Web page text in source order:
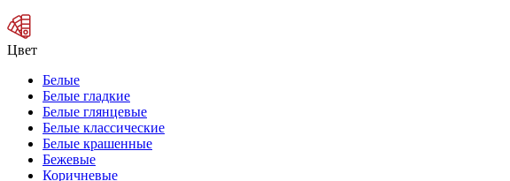
Цвет
Белые
Белые гладкие
Белые глянцевые
Белые классические
Белые крашенные
Бежевые
Коричневые